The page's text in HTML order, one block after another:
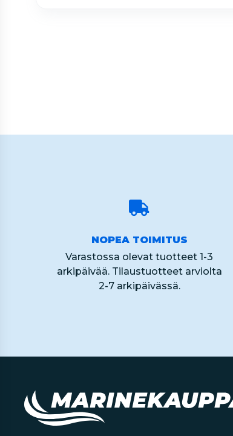
NOPEA TOIMITUS
Varastossa olevat tuotteet 1-3
arkipäivää. Tilaustuotteet arviolta
2-7 arkipäivässä.